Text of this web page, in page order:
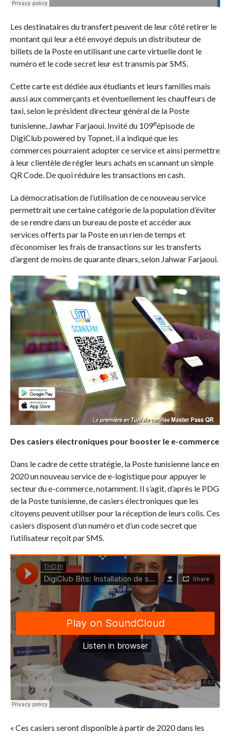
Les destinataires du transfert peuvent de leur côté retirer le
montant qui leur a été envoyé depuis un distributeur de
billets de la Poste en utilisant une carte virtuelle dont le
numéro et le code secret leur est transmis par SMS.
Cette carte est dédiée aux étudiants et leurs familles mais
aussi aux commerçants et éventuellement les chauffeurs de
taxi, selon le président directeur général de la Poste
tunisienne, Jawhar Farjaoui. Invité du 109eépisode de
DigiClub powered by Topnet, il a indiqué que les
commerces pourraient adopter ce service et ainsi permettre
à leur clientèle de régler leurs achats en scannant un simple
QR Code. De quoi réduire les transactions en cash.
La démocratisation de l’utilisation de ce nouveau service
permettrait une certaine catégorie de la population d’éviter
de se rendre dans un bureau de poste et accéder aux
services offerts par la Poste en un rien de temps et
d’économiser les frais de transactions sur les transferts
d’argent de moins de quarante dinars, selon Jahwar Farjaoui.
Des casiers électroniques pour booster le e-commerce
Dans le cadre de cette stratégie, la Poste tunisienne lance en
2020 un nouveau service de e-logistique pour appuyer le
secteur du e-commerce, notamment. Il s’agit, d’après le PDG
de la Poste tunisienne, de casiers électroniques que les
citoyens peuvent utiliser pour la réception de leurs colis. Ces
casiers disposent d’un numéro et d’un code secret que
l’utilisateur reçoit par SMS.
« Ces casiers seront disponible à partir de 2020 dans les